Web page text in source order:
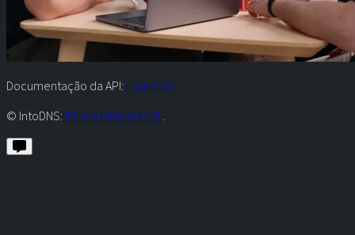
Documentação da API: Ir para V1
© IntoDNS: Raiola Networks SL.